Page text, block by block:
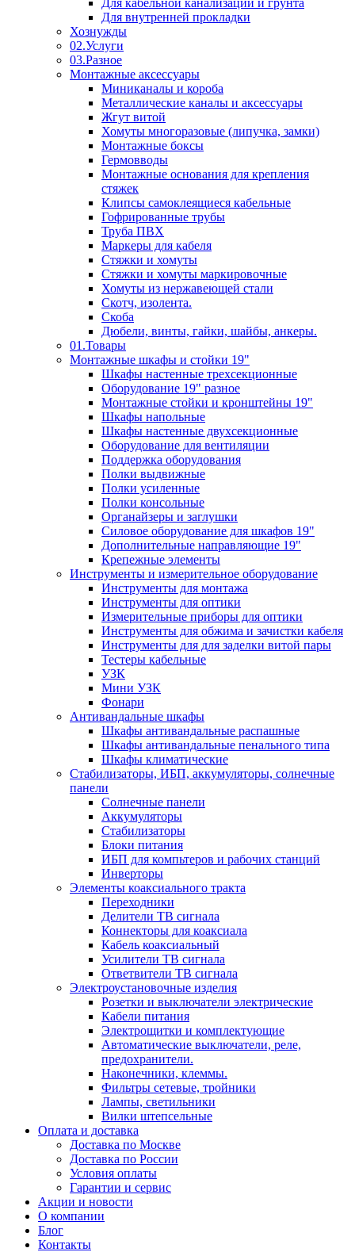
Для кабельной канализации и грунта
Для внутренней прокладки
Хознужды
02.Услуги
03.Разное
Монтажные аксессуары
Миниканалы и короба
Металлические каналы и аксессуары
Жгут витой
Хомуты многоразовые (липучка, замки)
Монтажные боксы
Гермовводы
Монтажные основания для крепления
стяжек
Клипсы самоклеящиеся кабельные
Гофрированные трубы
Труба ПВХ
Маркеры для кабеля
Стяжки и хомуты
Стяжки и хомуты маркировочные
Хомуты из нержавеющей стали
Скотч, изолента.
Скоба
Дюбели, винты, гайки, шайбы, анкеры.
01.Товары
Монтажные шкафы и стойки 19"
Шкафы настенные трехсекционные
Оборудование 19" разное
Монтажные стойки и кронштейны 19"
Шкафы напольные
Шкафы настенные двухсекционные
Оборудование для вентиляции
Поддержка оборудования
Полки выдвижные
Полки усиленные
Полки консольные
Органайзеры и заглушки
Силовое оборудование для шкафов 19"
Дополнительные направляющие 19"
Крепежные элементы
Инструменты и измерительное оборудование
Инструменты для монтажа
Инструменты для оптики
Измерительные приборы для оптики
Инструменты для обжима и зачистки кабеля
Инструменты для для заделки витой пары
Тестеры кабельные
УЗК
Мини УЗК
Фонари
Антивандальные шкафы
Шкафы антивандальные распашные
Шкафы антивандальные пенального типа
Шкафы климатические
Стабилизаторы, ИБП, аккумуляторы, солнечные
панели
Солнечные панели
Аккумуляторы
Стабилизаторы
Блоки питания
ИБП для компьтеров и рабочих станций
Инверторы
Элементы коаксиального тракта
Переходники
Делители ТВ сигнала
Коннекторы для коаксиала
Кабель коаксиальный
Усилители ТВ сигнала
Ответвители ТВ сигнала
Электроустановочные изделия
Розетки и выключатели электрические
Кабели питания
Электрощитки и комплектующие
Автоматические выключатели, реле,
предохранители.
Наконечники, клеммы.
Фильтры сетевые, тройники
Лампы, светильники
Вилки штепсельные
Оплата и доставка
Доставка по Москве
Доставка по России
Условия оплаты
Гарантии и сервис
Акции и новости
О компании
Блог
Контакты